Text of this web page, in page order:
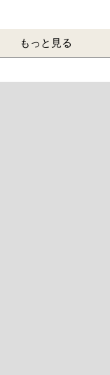
もっと見る